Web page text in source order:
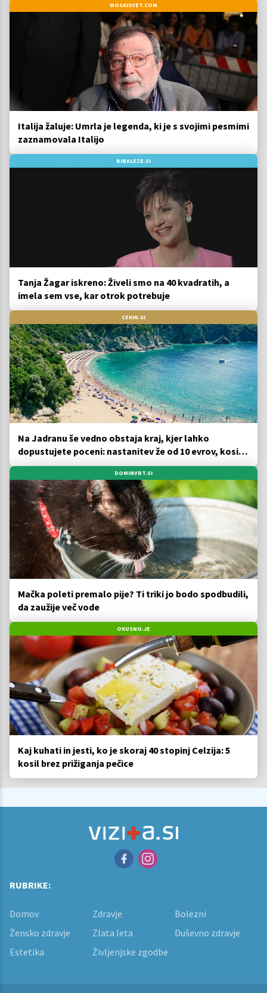
MOSKISVET.COM
Italija žaluje: Umrla je legenda, ki je s svojimi pesmimi
zaznamovala Italijo
BIBALEZE.SI
Tanja Žagar iskreno: Živeli smo na 40 kvadratih, a
imela sem vse, kar otrok potrebuje
CEKIN.SI
Na Jadranu še vedno obstaja kraj, kjer lahko
dopustujete poceni: nastanitev že od 10 evrov, kosilo
za pet evrov
DOMINVRT.SI
Mačka poleti premalo pije? Ti triki jo bodo spodbudili,
da zaužije več vode
OKUSNO.JE
Kaj kuhati in jesti, ko je skoraj 40 stopinj Celzija: 5
kosil brez prižiganja pečice
RUBRIKE:
Domov Zdravje
Bolezni
Žensko zdravje
Zlata leta
Duševno zdravje
Estetika
Življenjske zgodbe